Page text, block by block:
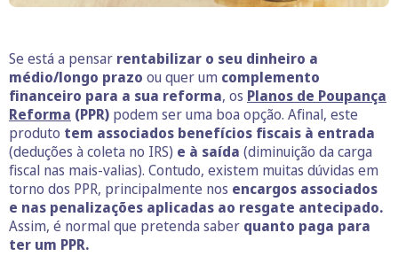
Se está a pensar rentabilizar o seu dinheiro a
médio/longo prazo ou quer um complemento
financeiro para a sua reforma, os Planos de Poupança
Reforma (PPR) podem ser uma boa opção. Afinal, este
produto tem associados benefícios fiscais à entrada
(deduções à coleta no IRS) e à saída (diminuição da carga
fiscal nas mais-valias). Contudo, existem muitas dúvidas em
torno dos PPR, principalmente nos encargos associados
e nas penalizações aplicadas ao resgate antecipado.
Assim, é normal que pretenda saber quanto paga para
ter um PPR.